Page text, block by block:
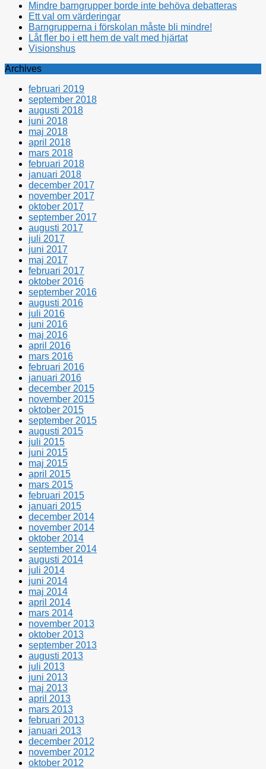
Mindre barngrupper borde inte behöva debatteras
Ett val om värderingar
Barngrupperna i förskolan måste bli mindre!
Låt fler bo i ett hem de valt med hjärtat
Visionshus
Archives
februari 2019
september 2018
augusti 2018
juni 2018
maj 2018
april 2018
mars 2018
februari 2018
januari 2018
december 2017
november 2017
oktober 2017
september 2017
augusti 2017
juli 2017
juni 2017
maj 2017
februari 2017
oktober 2016
september 2016
augusti 2016
juli 2016
juni 2016
maj 2016
april 2016
mars 2016
februari 2016
januari 2016
december 2015
november 2015
oktober 2015
september 2015
augusti 2015
juli 2015
juni 2015
maj 2015
april 2015
mars 2015
februari 2015
januari 2015
december 2014
november 2014
oktober 2014
september 2014
augusti 2014
juli 2014
juni 2014
maj 2014
april 2014
mars 2014
november 2013
oktober 2013
september 2013
augusti 2013
juli 2013
juni 2013
maj 2013
april 2013
mars 2013
februari 2013
januari 2013
december 2012
november 2012
oktober 2012